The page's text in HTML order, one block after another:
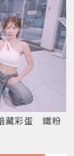
藏彩蛋 鐵粉